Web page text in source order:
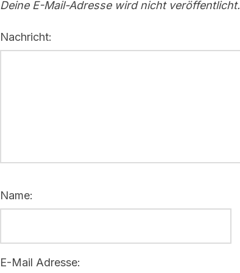
Deine E-Mail-Adresse wird nicht veröffentlicht.
Nachricht:
Name:
E-Mail Adresse: